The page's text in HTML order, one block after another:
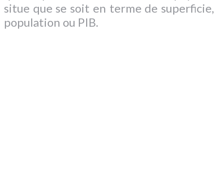
situe que se soit en terme de superficie,
population ou PIB.